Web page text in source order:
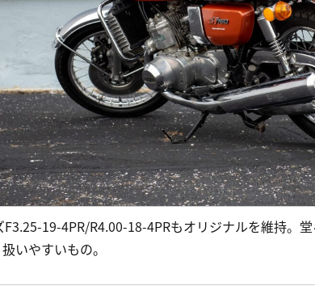
F3.25-19-4PR/R4.00-18-4PRもオリジナルを維持。
いやすいもの。